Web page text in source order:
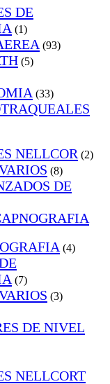
DE
(1)
(93)
(5)
(33)
NELLCOR (2)
(8)
DE
(4)
(7)
(3)
DE NIVEL
NELLCORT